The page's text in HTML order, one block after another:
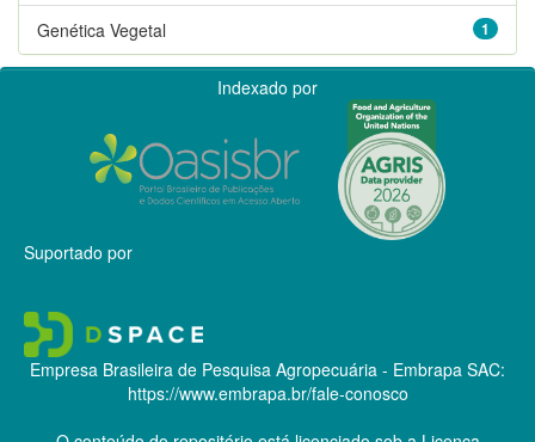
1
Genética Vegetal
Indexado por
Suportado por
Empresa Brasileira de Pesquisa Agropecuária - Embrapa SAC:
https://www.embrapa.br/fale-conosco